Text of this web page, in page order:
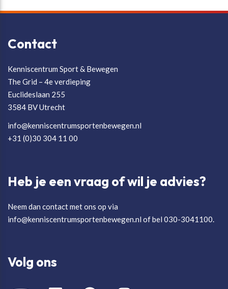
Contact
Kenniscentrum Sport & Bewegen
The Grid – 4e verdieping
Euclideslaan 255
3584 BV Utrecht
info@kenniscentrumsportenbewegen.nl
+31 (0)30 304 11 00
Heb je een vraag of wil je advies?
Neem dan contact met ons op via
info@kenniscentrumsportenbewegen.nl of bel 030-3041100.
Volg ons